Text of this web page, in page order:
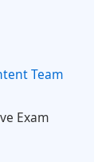
Team
Exam